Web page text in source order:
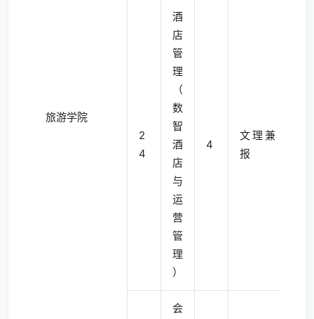
旅游学院
2
4
酒
店
管
理
（
数
智
酒
店
与
运
营
管
理
）
4
文理兼
报
会